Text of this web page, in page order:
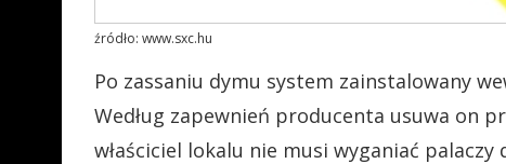
źródło: www.sxc.hu
Po zassaniu dymu system zainstalowany
Według zapewnień producenta usuwa on
właściciel lokalu nie musi wyganiać